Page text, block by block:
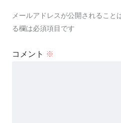
メールアドレスが公開されること
る欄は必須項目です
コメント ※